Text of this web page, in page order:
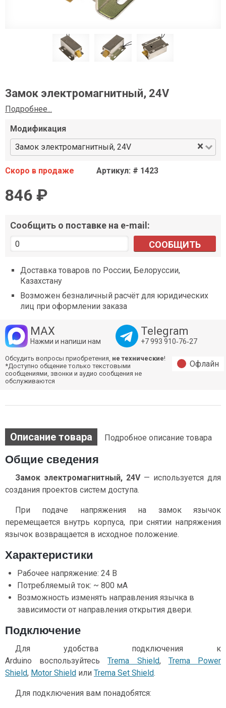
Замок электромагнитный, 24V
Подробнее...
Модификация
Замок электромагнитный, 24V
×
Скоро в продаже Артикул: # 1423
846 ₽
Сообщить о поставке на e-mail:
СООБЩИТЬ
Доставка товаров по России, Белоруссии,
Казахстану
Возможен безналичный расчёт для юридических
лиц при оформлении заказа
MAX
Нажми и напиши нам
Telegram
+7 993 910‑76‑27
Обсудить вопросы приобретения, не технические!
*Доступно общение только текстовыми
сообщениями, звонки и аудио сообщения не
обслуживаются
Офлайн
Описание товара Подробное описание товара
Общие сведения
Замок электромагнитный, 24V — используется для
создания проектов систем доступа.
При подаче напряжения на замок язычок
перемещается внутрь корпуса, при снятии напряжения
язычок возвращается в исходное положение.
Характеристики
Рабочее напряжение: 24 В
Потребляемый ток: ~ 800 мА
Возможность изменять направления язычка в
зависимости от направления открытия двери.
Подключение
Для удобства подключения к
Arduino воспользуйтесьTrema Shield, Trema Power
Shield, Motor Shield или Trema Set Shield.
Для подключения вам понадобятся: